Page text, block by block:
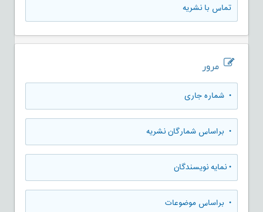
تماس با نشریه
مرور
• شماره جاری
• براساس شمارگان نشریه
•نمایه نویسندگان
• براساس موضوعات